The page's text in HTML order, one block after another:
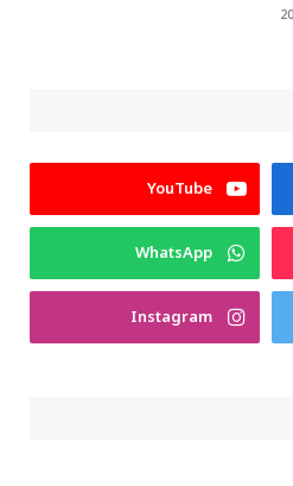
YouTube
WhatsApp
Instagram